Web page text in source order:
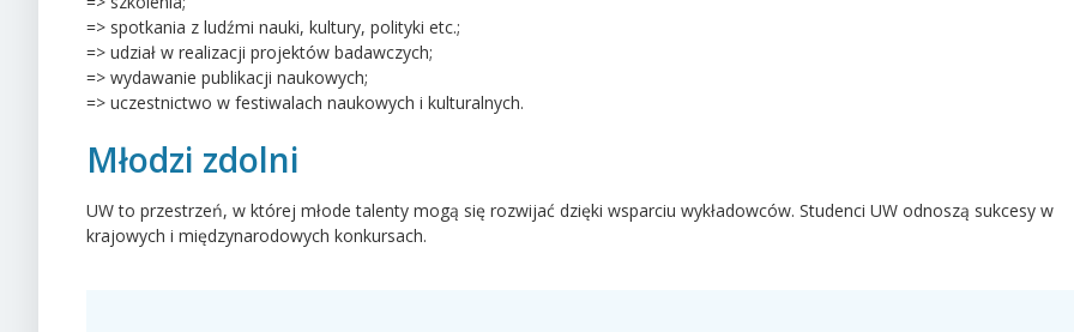
=> spotkania z ludźmi nauki, kultury, polityki etc.;
=> udział w realizacji projektów badawczych;
=> wydawanie publikacji naukowych;
=> uczestnictwo w festiwalach naukowych i kulturalnych.
Młodzi zdolni
UW to przestrzeń, w której młode talenty mogą się rozwijać dzięki wsparciu wykładowców. Studenci UW odnoszą sukcesy w
krajowych i międzynarodowych konkursach.